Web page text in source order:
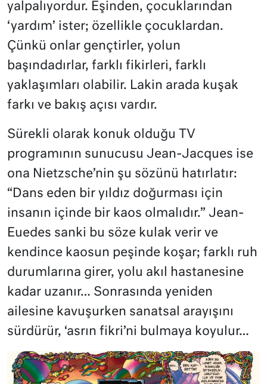
yalpalıyordur. Eşinden, çocuklarından
‘yardım’ ister; özellikle çocuklardan.
Çünkü onlar gençtirler, yolun
başındadırlar, farklı fikirleri, farklı
yaklaşımları olabilir. Lakin arada kuşak
farkı ve bakış açısı vardır.
Sürekli olarak konuk olduğu TV
programının sunucusu Jean-Jacques ise
ona Nietzsche’nin şu sözünü hatırlatır:
“Dans eden bir yıldız doğurması için
insanın içinde bir kaos olmalıdır.” Jean-
Euedes sanki bu söze kulak verir ve
kendince kaosun peşinde koşar; farklı ruh
durumlarına girer, yolu akıl hastanesine
kadar uzanır… Sonrasında yeniden
ailesine kavuşurken sanatsal arayışını
sürdürür, ‘asrın fikri’ni bulmaya koyulur…